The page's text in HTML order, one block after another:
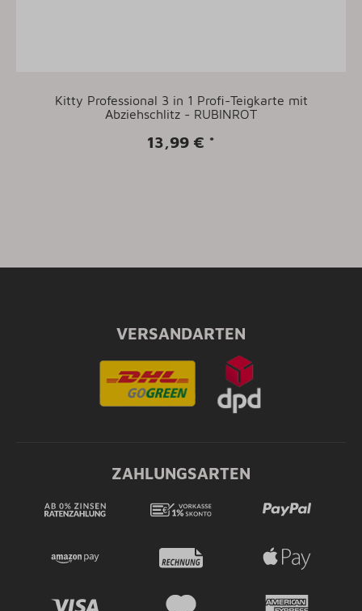
Kitty Professional 3 in 1 Profi-Teigkarte mit
Abziehschlitz - RUBINROT
13,99 € *
VERSANDARTEN
ZAHLUNGSARTEN